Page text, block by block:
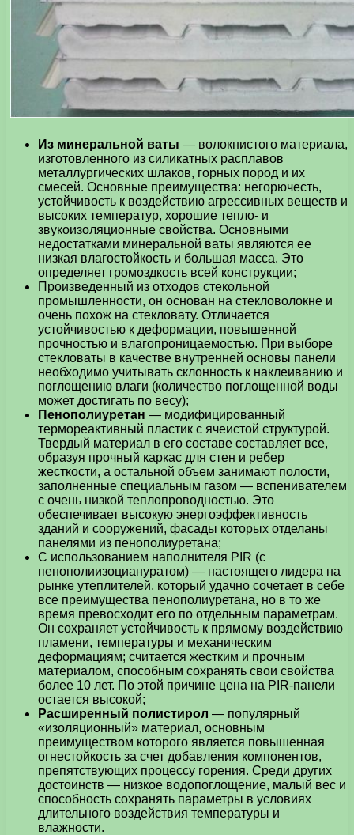
Из минеральной ваты — волокнистого материала,
изготовленного из силикатных расплавов
металлургических шлаков, горных пород и их
смесей. Основные преимущества: негорючесть,
устойчивость к воздействию агрессивных веществ и
высоких температур, хорошие тепло- и
звукоизоляционные свойства. Основными
недостатками минеральной ваты являются ее
низкая влагостойкость и большая масса. Это
определяет громоздкость всей конструкции;
Произведенный из отходов стекольной
промышленности, он основан на стекловолокне и
очень похож на стекловату. Отличается
устойчивостью к деформации, повышенной
прочностью и влагопроницаемостью. При выборе
стекловаты в качестве внутренней основы панели
необходимо учитывать склонность к наклеиванию и
поглощению влаги (количество поглощенной воды
может достигать по весу);
Пенополиуретан — модифицированный
термореактивный пластик с ячеистой структурой.
Твердый материал в его составе составляет все,
образуя прочный каркас для стен и ребер
жесткости, а остальной объем занимают полости,
заполненные специальным газом — вспенивателем
с очень низкой теплопроводностью. Это
обеспечивает высокую энергоэффективность
зданий и сооружений, фасады которых отделаны
панелями из пенополиуретана;
С использованием наполнителя PIR (с
пенополиизоциануратом) — настоящего лидера на
рынке утеплителей, который удачно сочетает в себе
все преимущества пенополиуретана, но в то же
время превосходит его по отдельным параметрам.
Он сохраняет устойчивость к прямому воздействию
пламени, температуры и механическим
деформациям; считается жестким и прочным
материалом, способным сохранять свои свойства
более 10 лет. По этой причине цена на PIR-панели
остается высокой;
Расширенный полистирол — популярный
«изоляционный» материал, основным
преимуществом которого является повышенная
огнестойкость за счет добавления компонентов,
препятствующих процессу горения. Среди других
достоинств — низкое водопоглощение, малый вес и
способность сохранять параметры в условиях
длительного воздействия температуры и
влажности.